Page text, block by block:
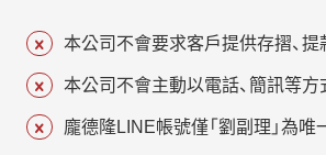
本公司不會要求客戶提供存摺、提
本公司不會主動以電話、簡訊等方
龐德隆LINE帳號僅「劉副理」為唯